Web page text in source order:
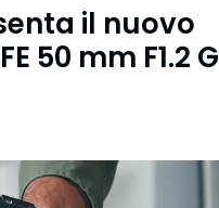
il nuovo
50 mm F1.2 G